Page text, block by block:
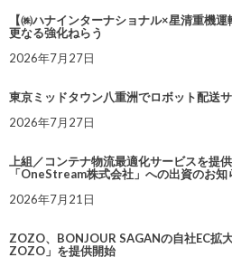
【㈱ハナインターナショナル×星清重機
更なる強化ねらう
2026年7月27日
東京ミッドタウン八重洲でロボット配送
2026年7月27日
上組／コンテナ物流最適化サービスを提
「OneStream株式会社」への出資のお知
2026年7月21日
ZOZO、BONJOUR SAGANの自社EC拡
ZOZO」を提供開始